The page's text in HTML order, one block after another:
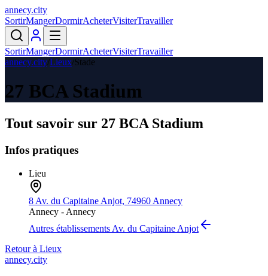
annecy.city
SortirMangerDormirAcheterVisiterTravailler
SortirMangerDormirAcheterVisiterTravailler
annecy.city/Lieux/Stade
27 BCA Stadium
Tout savoir sur 27 BCA Stadium
Infos pratiques
Lieu
8 Av. du Capitaine Anjot, 74960 Annecy
Annecy - Annecy
Autres établissements Av. du Capitaine Anjot
Retour à Lieux
annecy.city